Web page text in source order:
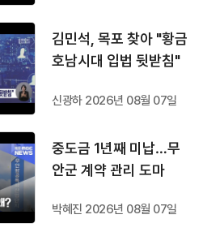
김민석, 목포 찾아 "황금
호남시대 입법 뒷받침"
신광하 2026년 08월 07일
중도금 1년째 미납…무
안군 계약 관리 도마
박혜진 2026년 08월 07일